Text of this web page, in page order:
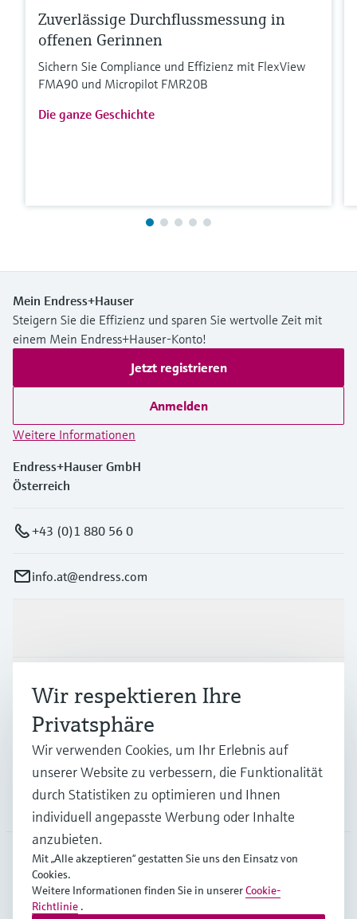
Zuverlässige Durchflussmessung in
offenen Gerinnen
Sichern Sie Compliance und Effizienz mit FlexView
FMA90 und Micropilot FMR20B
Die ganze Geschichte
Mein Endress+Hauser
Steigern Sie die Effizienz und sparen Sie wertvolle Zeit mit
einem Mein Endress+Hauser-Konto!
Jetzt registrieren
Anmelden
Weitere Informationen
Endress+Hauser GmbH
Österreich
+43 (0)1 880 56 0
info.at@endress.com
Branchen
Support
Unternehmen
AUT
Wir respektieren Ihre
Privatsphäre
Wir verwenden Cookies, um Ihr Erlebnis auf
unserer Website zu verbessern, die Funktionalität
durch Statistiken zu optimieren und Ihnen
individuell angepasste Werbung oder Inhalte
anzubieten.
Mit „Alle akzeptieren“ gestatten Sie uns den Einsatz von
Cookies.
Weitere Informationen finden Sie in unsererCookie-
Richtlinie .